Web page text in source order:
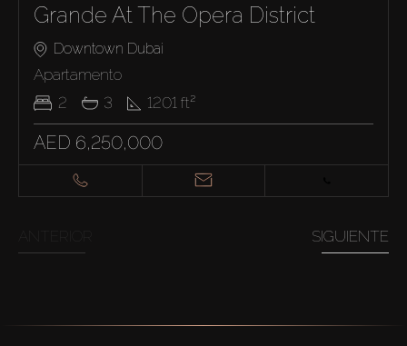
Grande At The Opera District
Downtown Dubai
Apartamento
2
3 1201 ft²
AED 6,250,000
SIGUIENTE